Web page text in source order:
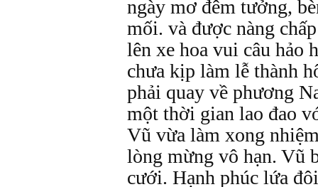
ngày mơ đêm tưởng,
mối. và được nàng
lên xe hoa vui câu hảo
chưa kịp làm lễ thành
phải quay về phương
một thời gian lao đao
Vũ vừa làm xong
lòng mừng vô hạn. Vũ
cưới. Hạnh phúc lứa